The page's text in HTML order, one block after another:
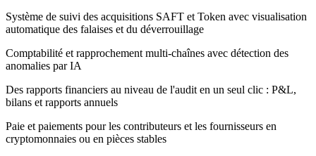
Système de suivi des acquisitions SAFT et Token avec visualisation
automatique des falaises et du déverrouillage
Comptabilité et rapprochement multi-chaînes avec détection des
anomalies par IA
Des rapports financiers au niveau de l'audit en un seul clic : P&L,
bilans et rapports annuels
Paie et paiements pour les contributeurs et les fournisseurs en
cryptomonnaies ou en pièces stables